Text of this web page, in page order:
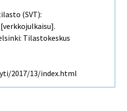
(SVT):
Tilastokeskus
2017/13/index.html